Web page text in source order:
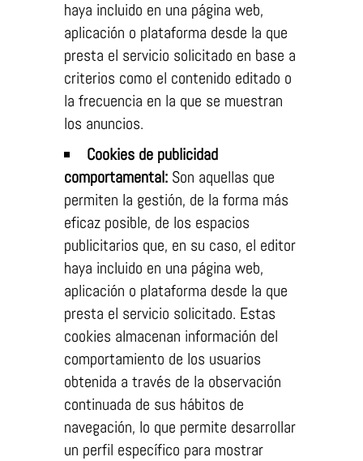
haya incluido en una página web,
aplicación o plataforma desde la que
presta el servicio solicitado en base a
criterios como el contenido editado o
la frecuencia en la que se muestran
los anuncios.
Cookies de publicidad
comportamental: Son aquellas que
permiten la gestión, de la forma más
eficaz posible, de los espacios
publicitarios que, en su caso, el editor
haya incluido en una página web,
aplicación o plataforma desde la que
presta el servicio solicitado. Estas
cookies almacenan información del
comportamiento de los usuarios
obtenida a través de la observación
continuada de sus hábitos de
navegación, lo que permite desarrollar
un perfil específico para mostrar